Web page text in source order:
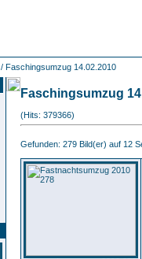
/ Faschingsumzug 14.02.2010
Faschingsumzug
(Hits: 379366)
Gefunden: 279 Bild(er) auf 12